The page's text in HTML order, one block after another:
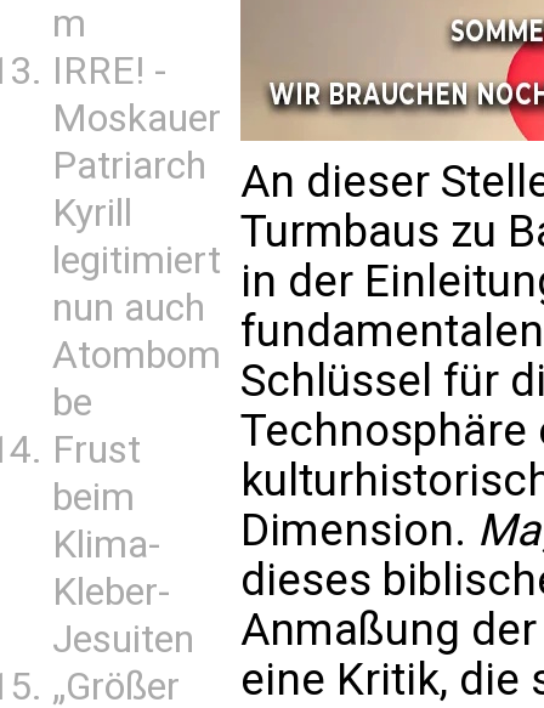
m
IRRE! -
Moskauer
Patriarch
Kyrill
legitimiert
nun auch
Atombom
be
Frust
beim
Klima-
Kleber-
Jesuiten
„Größer
An dieser
Turmbaus zu
in der
Schlüssel für
Dimension.
dieses
Anmaßung
eine Kritik, die